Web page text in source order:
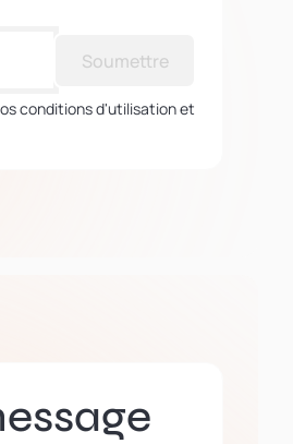
Soumettre
conditions d'utilisation et